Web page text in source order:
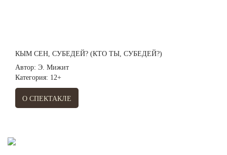
КЫМ СЕН, СУБЕДЕЙ? (КТО ТЫ, СУБЕДЕЙ?)
Автор: Э. Мижит
Категория: 12+
О СПЕКТАКЛЕ